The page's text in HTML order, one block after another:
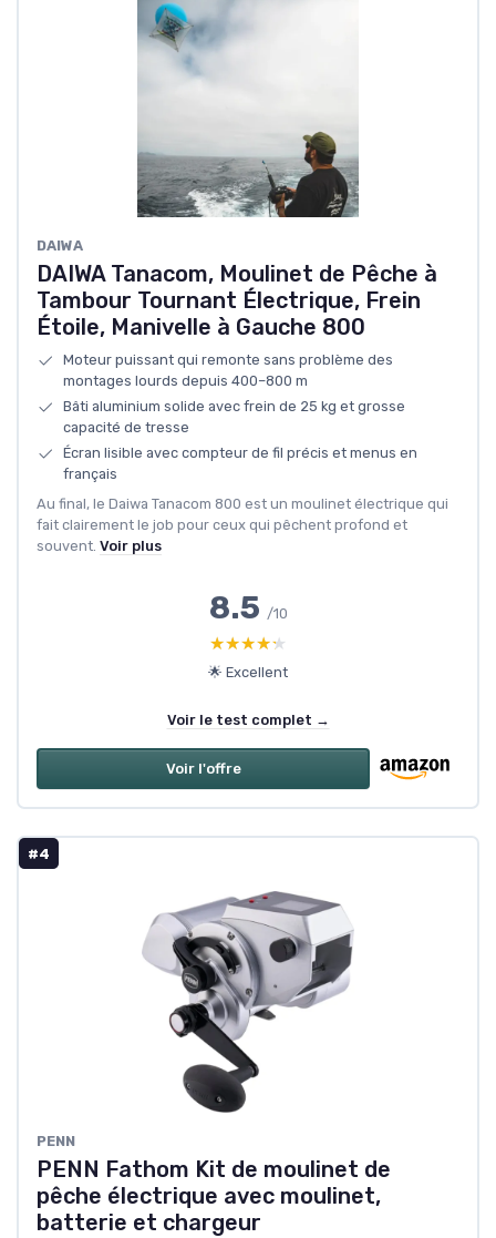
DAIWA
DAIWA Tanacom, Moulinet de Pêche à
Tambour Tournant Électrique, Frein
Étoile, Manivelle à Gauche 800
Moteur puissant qui remonte sans problème des
montages lourds depuis 400–800 m
Bâti aluminium solide avec frein de 25 kg et grosse
capacité de tresse
Écran lisible avec compteur de fil précis et menus en
français
Au final, le Daiwa Tanacom 800 est un moulinet électrique qui
fait clairement le job pour ceux qui pêchent profond et
souvent. Voir plus
8.5 /10
★★★★★
★★★★★
🌟 Excellent
Voir le test complet →
Voir l'offre
#4
PENN
PENN Fathom Kit de moulinet de
pêche électrique avec moulinet,
batterie et chargeur